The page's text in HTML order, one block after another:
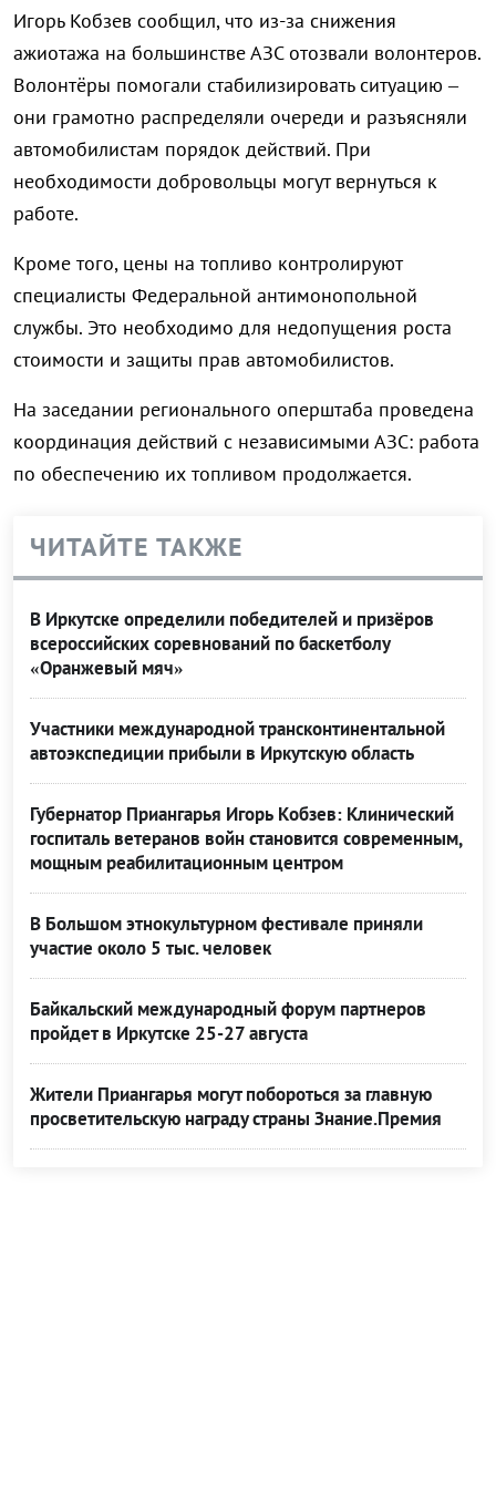
Игорь Кобзев сообщил, что из-за снижения
ажиотажа на большинстве АЗС отозвали волонтеров.
Волонтёры помогали стабилизировать ситуацию –
они грамотно распределяли очереди и разъясняли
автомобилистам порядок действий. При
необходимости добровольцы могут вернуться к
работе.
Кроме того, цены на топливо контролируют
специалисты Федеральной антимонопольной
службы. Это необходимо для недопущения роста
стоимости и защиты прав автомобилистов.
На заседании регионального оперштаба проведена
координация действий с независимыми АЗС: работа
по обеспечению их топливом продолжается.
ЧИТАЙТЕ ТАКЖЕ
В Иркутске определили победителей и призёров
всероссийских соревнований по баскетболу
«Оранжевый мяч»
Участники международной трансконтинентальной
автоэкспедиции прибыли в Иркутскую область
Губернатор Приангарья Игорь Кобзев: Клинический
госпиталь ветеранов войн становится современным,
мощным реабилитационным центром
В Большом этнокультурном фестивале приняли
участие около 5 тыс. человек
Байкальский международный форум партнеров
пройдет в Иркутске 25-27 августа
Жители Приангарья могут побороться за главную
просветительскую награду страны Знание.Премия